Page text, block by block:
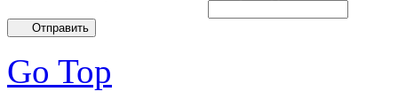
Отправить
Go Top